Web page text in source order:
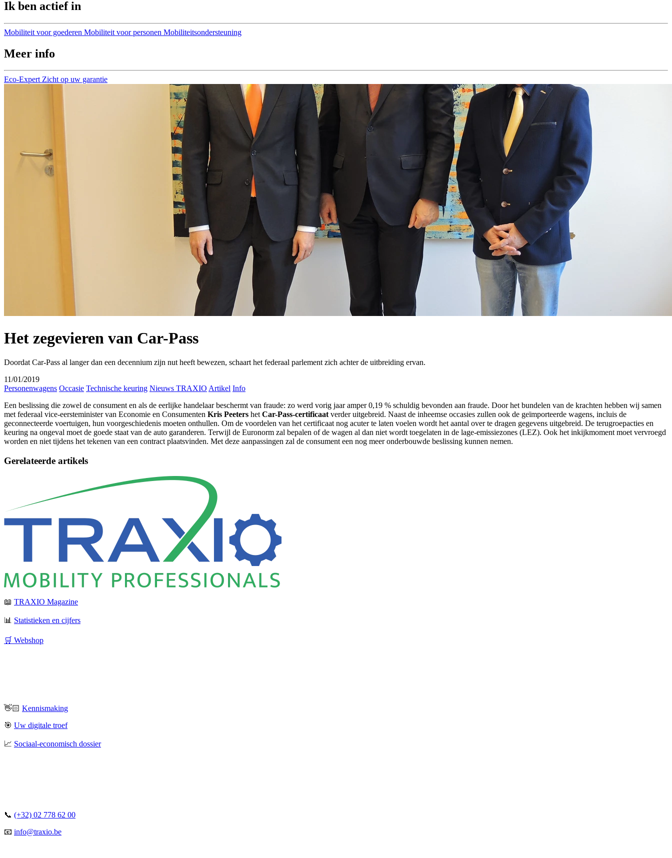
Ik ben actief in
Mobiliteit voor goederen Mobiliteit voor personen Mobiliteitsondersteuning
Meer info
Eco-Expert Zicht op uw garantie
Het zegevieren van Car-Pass
Doordat Car-Pass al langer dan een decennium zijn nut heeft bewezen, schaart het federaal parlement zich achter de uitbreiding ervan.
11/01/2019
Personenwagens Occasie Technische keuring Nieuws TRAXIO Artikel Info
Een beslissing die zowel de consument en als de eerlijke handelaar beschermt van fraude: zo werd vorig jaar amper 0,19 % schuldig bevonden aan fraude. Door het bundelen van de krachten hebben wij samen
met federaal vice-eersteminister van Economie en Consumenten Kris Peeters het Car-Pass-certificaat verder uitgebreid. Naast de inheemse occasies zullen ook de geïmporteerde wagens, incluis de
geconnecteerde voertuigen, hun voorgeschiedenis moeten onthullen. Om de voordelen van het certificaat nog acuter te laten voelen wordt het aantal over te dragen gegevens uitgebreid. De terugroepacties en
keuring na ongeval moet de goede staat van de auto garanderen. Terwijl de Euronorm zal bepalen of de wagen al dan niet wordt toegelaten in de lage-emissiezones (LEZ). Ook het inkijkmoment moet vervroegd
worden en niet tijdens het tekenen van een contract plaatsvinden. Met deze aanpassingen zal de consument een nog meer onderbouwde beslissing kunnen nemen.
Gerelateerde artikels
📖 TRAXIO Magazine
📊 Statistieken en cijfers
🛒 Webshop
👋🏻 Kennismaking
🎯 Uw digitale troef
📈 Sociaal-economisch dossier
📞 (+32) 02 778 62 00
📧 info@traxio.be